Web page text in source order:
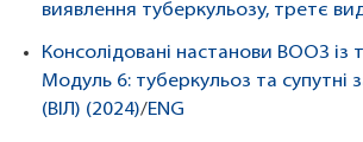
виявлення туберкульозу, третє
Консолідовані настанови ВООЗ із
Модуль 6: туберкульоз та супутні
(ВІЛ) (2024)/ENG